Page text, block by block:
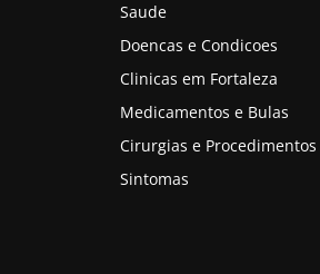
Saude
Doencas e Condicoes
Clinicas em Fortaleza
Medicamentos e Bulas
Cirurgias e Procedimentos
Sintomas